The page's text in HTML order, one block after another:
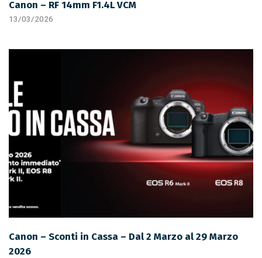
Canon – RF 14mm F1.4L VCM
13/03/2026
Canon – Sconti in Cassa – Dal 2 Marzo al 29 Marzo
2026